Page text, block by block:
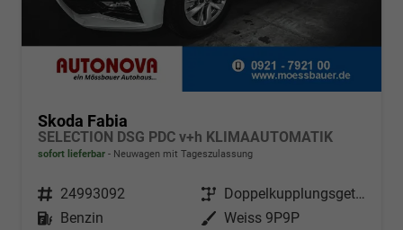
Skoda Fabia
SELECTION DSG PDC v+h KLIMAAUTOMATIK
sofort lieferbar Neuwagen mit Tageszulassung
Fahrzeugnr. 24993092 Getriebe
Doppelkupplungsgetriebe (DSG)
Kraftstoff
Benzin Außenfarbe Weiss 9P9P